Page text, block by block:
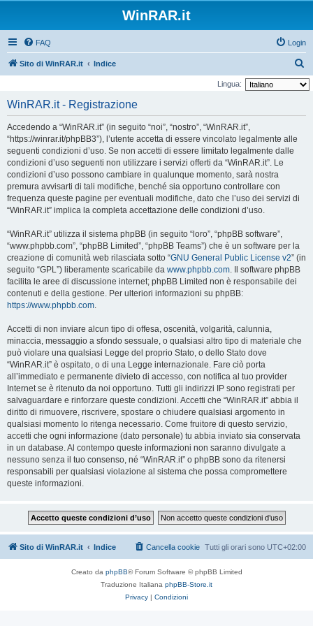
WinRAR.it
FAQ Login
Sito di WinRAR.it Indice
e
Lingua:
WinRAR.it - Registrazione
Accedendo a “WinRAR.it” (in seguito “noi”, “nostro”, “WinRAR.it”,
“https://winrar.it/phpBB3”), l’utente accetta di essere vincolato legalmente alle
seguenti condizioni d’uso. Se non accetti di essere limitato legalmente dalle
condizioni d’uso seguenti non utilizzare i servizi offerti da “WinRAR.it”. Le
condizioni d’uso possono cambiare in qualunque momento, sarà nostra
premura avvisarti di tali modifiche, benché sia opportuno controllare con
frequenza queste pagine per eventuali modifiche, dato che l’uso dei servizi di
“WinRAR.it” implica la completa accettazione delle condizioni d’uso.
“WinRAR.it” utilizza il sistema phpBB (in seguito “loro”, “phpBB software”,
“www.phpbb.com”, “phpBB Limited”, “phpBB Teams”) che è un software per la
creazione di comunità web rilasciata sotto “GNU General Public License v2” (in
seguito “GPL”) liberamente scaricabile da www.phpbb.com. Il software phpBB
facilita le aree di discussione internet; phpBB Limited non è responsabile dei
contenuti e della gestione. Per ulteriori informazioni su phpBB:
https://www.phpbb.com.
Accetti di non inviare alcun tipo di offesa, oscenità, volgarità, calunnia,
minaccia, messaggio a sfondo sessuale, o qualsiasi altro tipo di materiale che
può violare una qualsiasi Legge del proprio Stato, o dello Stato dove
“WinRAR.it” è ospitato, o di una Legge internazionale. Fare ciò porta
all’immediato e permanente divieto di accesso, con notifica al tuo provider
Internet se è ritenuto da noi opportuno. Tutti gli indirizzi IP sono registrati per
salvaguardare e rinforzare queste condizioni. Accetti che “WinRAR.it” abbia il
diritto di rimuovere, riscrivere, spostare o chiudere qualsiasi argomento in
qualsiasi momento lo ritenga necessario. Come fruitore di questo servizio,
accetti che ogni informazione (dato personale) tu abbia inviato sia conservata
in un database. Al contempo queste informazioni non saranno divulgate a
nessuno senza il tuo consenso, né “WinRAR.it” o phpBB sono da ritenersi
responsabili per qualsiasi violazione al sistema che possa compromettere
queste informazioni.
Sito di WinRAR.it Indice Tutti gli orari sono UTC+02:00
Cancella cookie
Creato da phpBB® Forum Software © phpBB Limited
Traduzione Italiana phpBB-Store.it
Privacy | Condizioni